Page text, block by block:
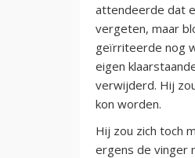
attendeerde dat
vergeten, maar
geïrriteerde nog
eigen
verwijderd. Hij
kon worden.
Hij zou zich toch
ergens de vinger